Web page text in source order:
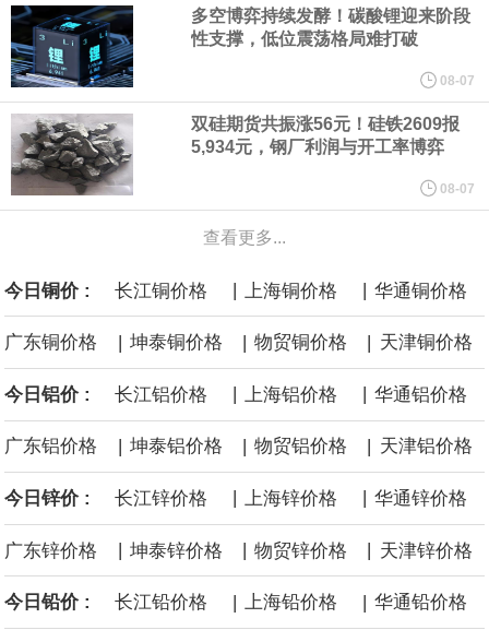
据报道，威刚近日在法说会上表示，在需求增加、价格走高及货源
稳定的三大有利因素带动下，预期第3季度营运将优于第2季度，并
进一步扩大全年营运成果。
美国国会预算办公室（CBO）于当地时间5日发布报告称，美国海军
计划建造的15艘核动力“特朗普级”（Trump-class）战列舰，从研发
到采购的总费用可能高达2750亿美元，为美国有史以来最昂贵的水
面战舰项目之一。 根据CBO的初步估算，首舰造价约234亿美元，
后续14艘平均每艘约180亿美元。
黄金价格有望录得自今年1月以来最大单周涨幅。油价走弱为金价提
供支撑，同时投资者正等待美国非农就业数据，以寻找美国利率前
景的线索。StoneX高级分析师马特·辛普森表示，中东和平前景改善
令市场通胀预期下降，推动黄金价格从此前持续数周、位于4000美
多空博弈持续发酵！碳酸锂迎来阶段
性支撑，低位震荡格局难打破
08-07
双硅期货共振涨56元！硅铁2609报
5,934元，钢厂利润与开工率博弈
08-07
查看更多...
今日铜价 : 长江铜价格 | 上海铜价格 | 华通铜价格
广东铜价格 | 坤泰铜价格 | 物贸铜价格 | 天津铜价格
今日铝价 : 长江铝价格 上海铝价格 华通铝价格
广东铝价格 | 坤泰铝价格 | 物贸铝价格 | 天津铝价格
今日锌价 : 长江锌价格 上海锌价格 华通锌价格
广东锌价格 | 坤泰锌价格 | 物贸锌价格 | 天津锌价格
今日铅价 : 长江铅价格 | 上海铅价格 | 华通铅价格